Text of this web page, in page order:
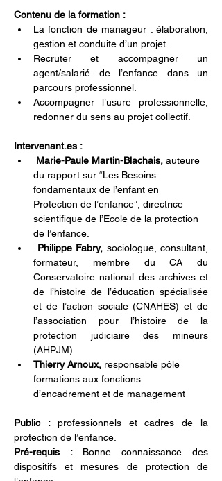
Contenu de la formation :
La fonction de manageur : élaboration,
gestion et conduite d’un projet.
Recruter et accompagner un
agent/salarié de l’enfance dans un
parcours professionnel.
Accompagner l’usure professionnelle,
redonner du sens au projet collectif.
Intervenant.es :
Marie-Paule Martin-Blachais, auteure
du rapport sur “Les Besoins
fondamentaux de l’enfant en
Protection de l’enfance”, directrice
scientifique de l’Ecole de la protection
de l’enfance.
Philippe Fabry, sociologue, consultant,
formateur, membre du CA du
Conservatoire national des archives et
de l’histoire de l’éducation spécialisée
et de l’action sociale (CNAHES) et de
l’association pour l’histoire de la
protection judiciaire des mineurs
(AHPJM)
Thierry Arnoux, responsable pôle
formations aux fonctions
d’encadrement et de management
Public : professionnels et cadres de la
protection de l’enfance.
Pré-requis : Bonne connaissance des
dispositifs et mesures de protection de